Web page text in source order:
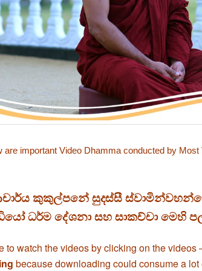
are important Video Dhamma conducted by
කුකුල්පනේ සුදස්සී
ධර්ම දේශනා සහ සාකච්චා මෙහි
to watch the videos by clicking on the videos
because downloading could consume a lot